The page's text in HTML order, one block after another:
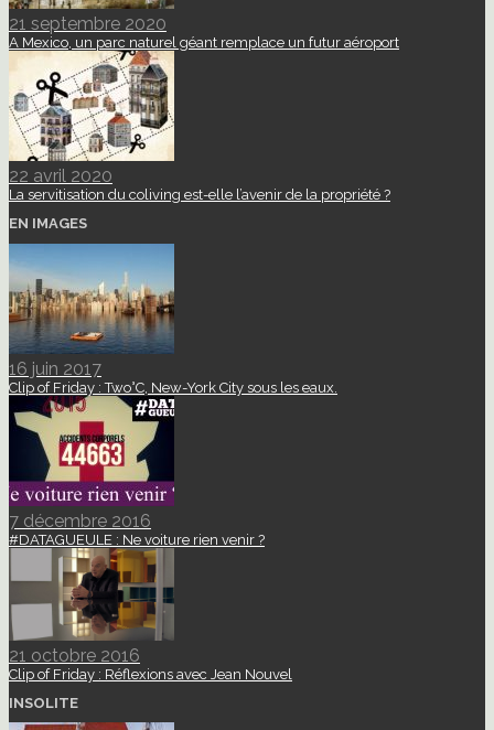
21 septembre 2020
A Mexico, un parc naturel géant remplace un futur aéroport
22 avril 2020
La servitisation du coliving est-elle l’avenir de la propriété ?
EN IMAGES
16 juin 2017
Clip of Friday : Two°C, New-York City sous les eaux.
7 décembre 2016
#DATAGUEULE : Ne voiture rien venir ?
21 octobre 2016
Clip of Friday : Réflexions avec Jean Nouvel
INSOLITE